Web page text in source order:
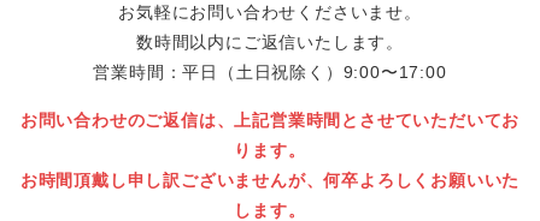
お気軽にお問い合わせくださいませ。
数時間以内にご返信いたします。
営業時間：平日（土日祝除く）9:00〜17:00
お問い合わせのご返信は、上記営業時間とさせていただいてお
ります。
お時間頂戴し申し訳ございませんが、何卒よろしくお願いいた
します。